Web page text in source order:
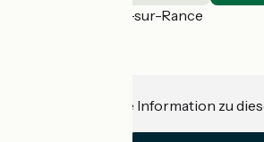
Saint-Samson-sur-Rance
Haben Sie eine Information zu